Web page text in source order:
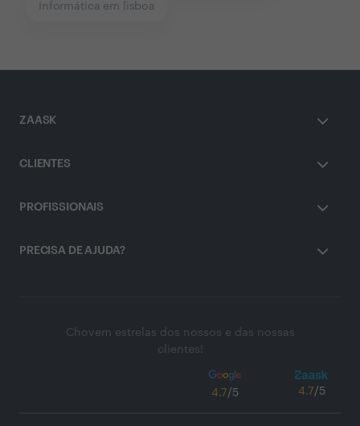
Informática em lisboa
ZAASK
CLIENTES
PROFISSIONAIS
PRECISA DE AJUDA?
Chovem estrelas dos nossos e das nossas
clientes!
4.7/5 4.7/5